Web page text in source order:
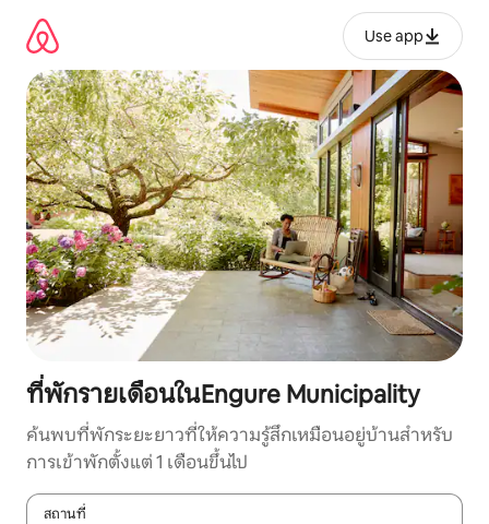
เนื้อหา
Use app
ที่พักรายเดือนในEngure Municipality
ค้นพบที่พักระยะยาวที่ให้ความรู้สึกเหมือนอยู่บ้านสำหรับ
การเข้าพักตั้งแต่ 1 เดือนขึ้นไป
สถานที่